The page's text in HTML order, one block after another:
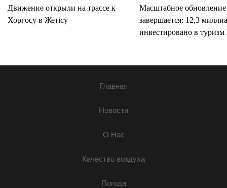
Движение открыли на трассе к
Хоргосу в Жетісу
Масштабное
завершается: 12,3
инвестировано в туризм
Главная
Новости
О Нас
Качество воздуха
Погода